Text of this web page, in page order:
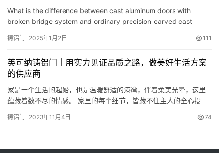
aluminum door?
What is the difference between cast aluminum doors with
broken bridge system and ordinary precision-carved cast
doors so …
铸铝门 2025年1月2日 111
英可纳铸铝门｜用实力见证品质之路，做美好生活方案
的供应商
家是一个生活的起始，也是温暖舒适的港湾，伴着柔美光晕，这里
蕴藏着数不尽的情感。 家里的每个细节，皆藏不住主人的全心投
度…… 一处美好的居所，承载了你对生活的付出，一樘优秀的英可
铸铝门 2023年11月4日 74